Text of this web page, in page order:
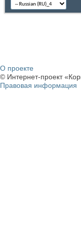
О проекте
© Интернет-проект
Правовая информация